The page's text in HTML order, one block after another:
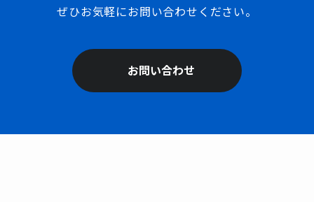
ぜひお気軽にお問い合わせください。
お問い合わせ